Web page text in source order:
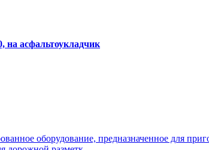
на асфальтоукладчик
оборудование, предназначенное для